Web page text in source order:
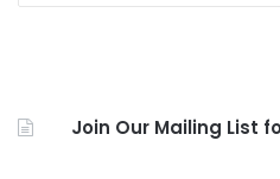
Join Our Mailing List